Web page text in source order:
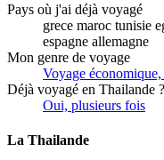
Pays où j'ai déjà voyagé
grece maroc tunisie
espagne allemagne
Mon genre de voyage
Voyage
Déjà voyagé en Thailande ?
Oui, plusieurs fois
La Thailande